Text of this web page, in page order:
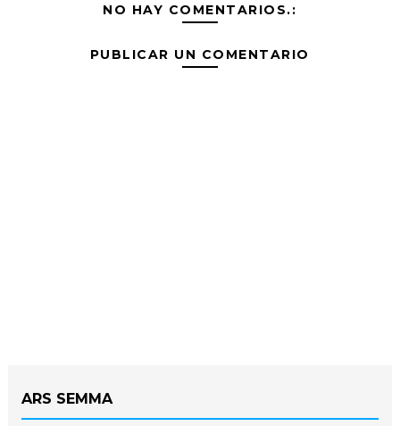
NO HAY COMENTARIOS.:
PUBLICAR UN COMENTARIO
ARS SEMMA